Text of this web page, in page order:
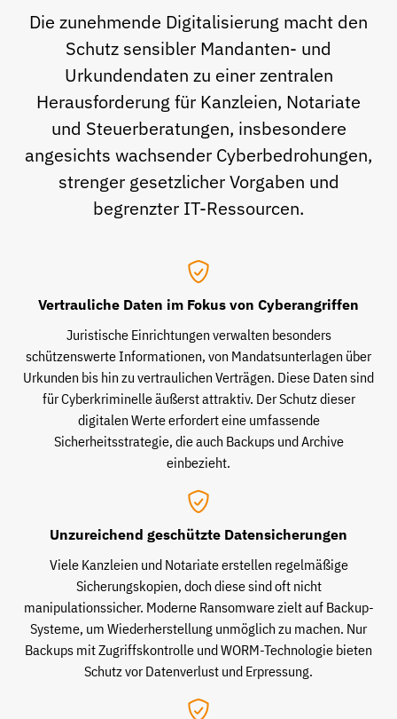
Die zunehmende Digitalisierung macht den
Schutz sensibler Mandanten- und
Urkundendaten zu einer zentralen
Herausforderung für Kanzleien, Notariate
und Steuerberatungen, insbesondere
angesichts wachsender Cyberbedrohungen,
strenger gesetzlicher Vorgaben und
begrenzter IT-Ressourcen.
Vertrauliche Daten im Fokus von Cyberangriffen
Juristische Einrichtungen verwalten besonders
schützenswerte Informationen, von Mandatsunterlagen über
Urkunden bis hin zu vertraulichen Verträgen. Diese Daten sind
für Cyberkriminelle äußerst attraktiv. Der Schutz dieser
digitalen Werte erfordert eine umfassende
Sicherheitsstrategie, die auch Backups und Archive
einbezieht.
Unzureichend geschützte Datensicherungen
Viele Kanzleien und Notariate erstellen regelmäßige
Sicherungskopien, doch diese sind oft nicht
manipulationssicher. Moderne Ransomware zielt auf Backup-
Systeme, um Wiederherstellung unmöglich zu machen. Nur
Backups mit Zugriffskontrolle und WORM-Technologie bieten
Schutz vor Datenverlust und Erpressung.